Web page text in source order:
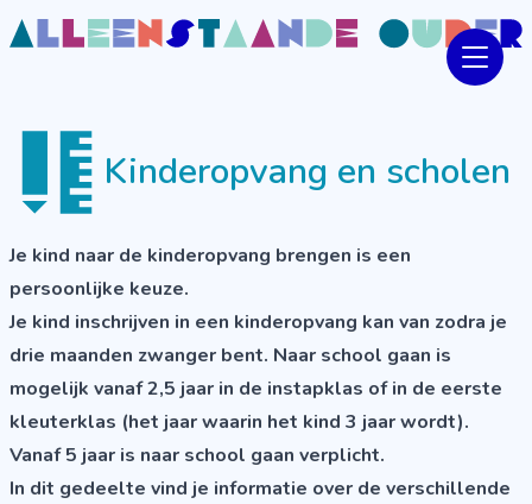
Kinderopvang en scholen
Je kind naar de kinderopvang brengen is een
persoonlijke keuze.
Je kind inschrijven in een kinderopvang kan van zodra je
drie maanden zwanger bent. Naar school gaan is
mogelijk vanaf 2,5 jaar in de instapklas of in de eerste
kleuterklas (het jaar waarin het kind 3 jaar wordt).
Vanaf 5 jaar is naar school gaan verplicht.
In dit gedeelte vind je informatie over de verschillende